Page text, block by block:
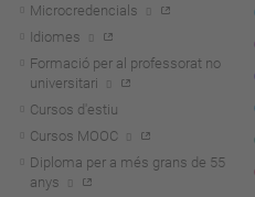
Microcredencials
Idiomes
Formació per al professorat no
universitari
Cursos d'estiu
Cursos MOOC
Diploma per a més grans de 55
anys